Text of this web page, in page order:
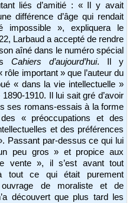
liés d’amitié : « Il y avait
différence d’âge qui rendait
impossible », expliquera le
Larbaud a accepté de rendre
aîné dans le numéro spécial
Cahiers d’aujourd’hui. Il y
rôle important » que l’auteur du
« dans la vie intellectuelle »
1910. Il lui sait gré d’avoir
ses romans-essais à la forme
des « préoccupations et des
et des préférences
Passant par-dessus ce qui lui
peu gros » et propice aux
vente », il s’est avant tout
tout ce qui était purement
ouvrage de moraliste et de
découvert que plus tard les